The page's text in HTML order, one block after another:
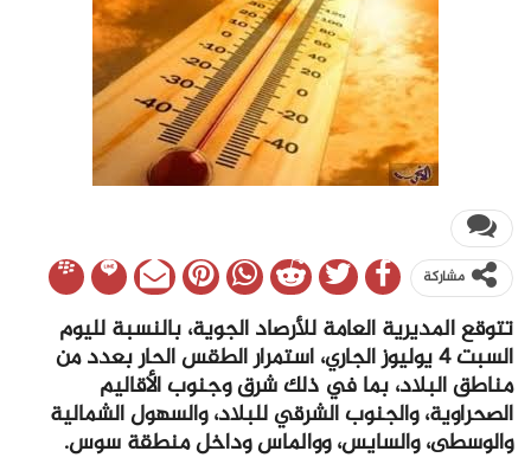
مشاركة
تتوقع المديرية العامة للأرصاد الجوية، بالنسبة لليوم
السبت 4 يوليوز الجاري، استمرار الطقس الحار بعدد من
مناطق البلاد، بما في ذلك شرق وجنوب الأقاليم
الصحراوية، والجنوب الشرقي للبلاد، والسهول الشمالية
والوسطى، والسايس، ووالماس وداخل منطقة سوس.